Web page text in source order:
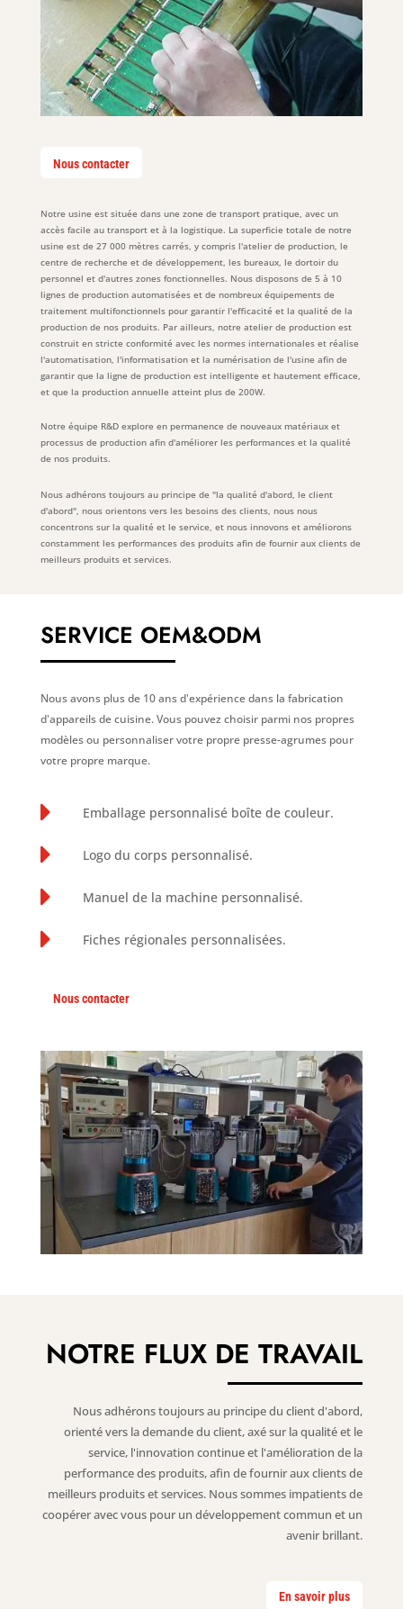
Nous contacter
Notre usine est située dans une zone de transport pratique, avec un
accès facile au transport et à la logistique. La superficie totale de notre
usine est de 27 000 mètres carrés, y compris l'atelier de production, le
centre de recherche et de développement, les bureaux, le dortoir du
personnel et d'autres zones fonctionnelles. Nous disposons de 5 à 10
lignes de production automatisées et de nombreux équipements de
traitement multifonctionnels pour garantir l'efficacité et la qualité de la
production de nos produits. Par ailleurs, notre atelier de production est
construit en stricte conformité avec les normes internationales et réalise
l'automatisation, l'informatisation et la numérisation de l'usine afin de
garantir que la ligne de production est intelligente et hautement efficace,
et que la production annuelle atteint plus de 200W.
Notre équipe R&D explore en permanence de nouveaux matériaux et
processus de production afin d'améliorer les performances et la qualité
de nos produits.
Nous adhérons toujours au principe de "la qualité d'abord, le client
d'abord", nous orientons vers les besoins des clients, nous nous
concentrons sur la qualité et le service, et nous innovons et améliorons
constamment les performances des produits afin de fournir aux clients de
meilleurs produits et services.
SERVICE OEM&ODM
Nous avons plus de 10 ans d'expérience dans la fabrication
d'appareils de cuisine. Vous pouvez choisir parmi nos propres
modèles ou personnaliser votre propre presse-agrumes pour
votre propre marque.
 Emballage personnalisé boîte de couleur.
 Logo du corps personnalisé.
 Manuel de la machine personnalisé.
 Fiches régionales personnalisées.
Nous contacter
NOTRE FLUX DE TRAVAIL
Nous adhérons toujours au principe du client d'abord,
orienté vers la demande du client, axé sur la qualité et le
service, l'innovation continue et l'amélioration de la
performance des produits, afin de fournir aux clients de
meilleurs produits et services. Nous sommes impatients de
coopérer avec vous pour un développement commun et un
avenir brillant.
En savoir plus